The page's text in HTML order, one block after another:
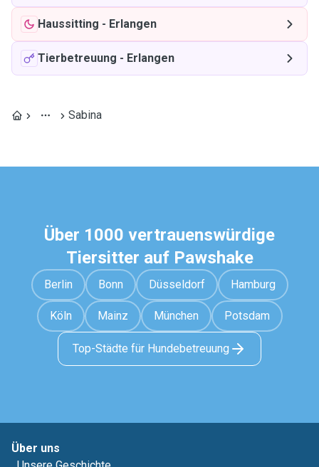
Haussitting - Erlangen
Tierbetreuung - Erlangen
Sabina
Über 1000 vertrauenswürdige
Tiersitter auf Pawshake
Berlin Bonn Düsseldorf Hamburg
Köln Mainz München Potsdam
Top-Städte für Hundebetreuung
Über uns